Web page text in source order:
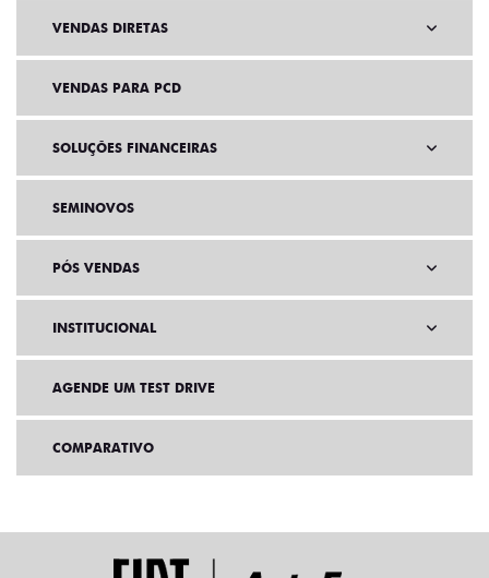
VENDAS DIRETAS
VENDAS PARA PCD
SOLUÇÕES FINANCEIRAS
SEMINOVOS
PÓS VENDAS
INSTITUCIONAL
AGENDE UM TEST DRIVE
COMPARATIVO